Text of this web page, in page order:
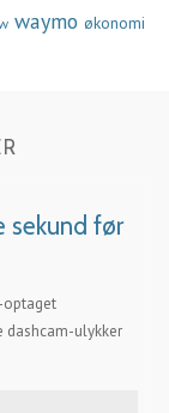
waymo økonomi
sekund før
optaget
dashcam-ulykker